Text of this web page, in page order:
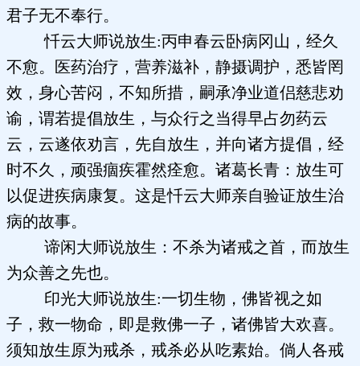
君子无不奉行。
忏云大师说放生:丙申春云卧病冈山，经久
不愈。医药治疗，营养滋补，静摄调护，悉皆罔
效，身心苦闷，不知所措，嗣承净业道侣慈悲劝
谕，谓若提倡放生，与众行之当得早占勿药云
云，云遂依劝言，先自放生，并向诸方提倡，经
时不久，顽强痼疾霍然痊愈。诸葛长青：放生可
以促进疾病康复。这是忏云大师亲自验证放生治
病的故事。
谛闲大师说放生：不杀为诸戒之首，而放生
为众善之先也。
印光大师说放生:一切生物，佛皆视之如
子，救一物命，即是救佛一子，诸佛皆大欢喜。
须知放生原为戒杀，戒杀必从吃素始。倘人各戒